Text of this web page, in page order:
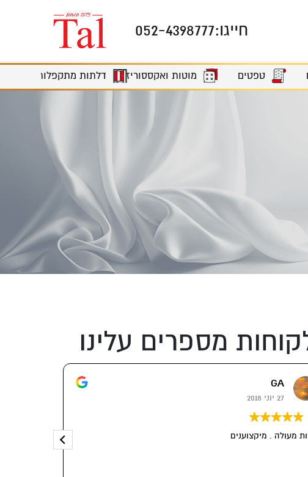
חייגו:052-4398777
טפטים מוטות ואקססוריז דלתות מתקפלות
מספרים עלינו
GA
27 יוני 2018
מעולה . מיקצוענים